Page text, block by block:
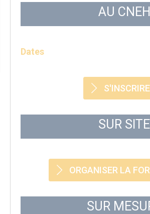
AU CNEH
Dates
S'INSCRIRE
SUR SITE
ORGANISER LA
SUR